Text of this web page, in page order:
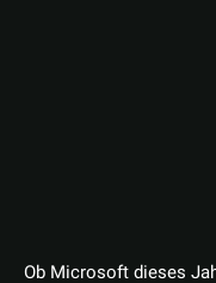
Ob Microsoft dieses